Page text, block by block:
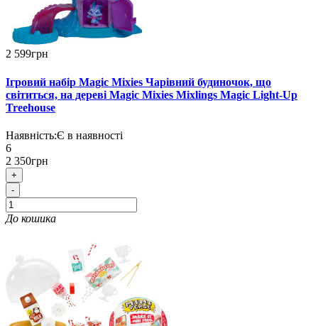
2 599грн
Ігровий набір Magic Mixies Чарівний будиночок, що
світиться, на дереві Magic Mixies Mixlings Magic Light-Up
Treehouse
Наявність:Є в наявності
6
2 350грн
+
-
До кошика